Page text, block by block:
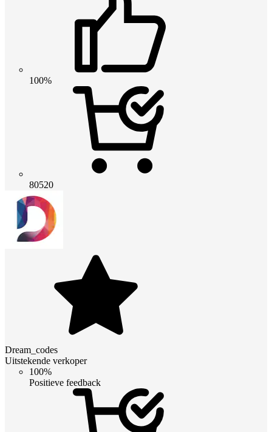
100%
80520
Dream_codes
Uitstekende verkoper
100%
Positieve feedback